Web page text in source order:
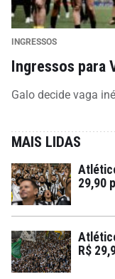
INGRESSOS
Ingressos para
Galo decide vaga
MAIS LIDAS
29,90
R$